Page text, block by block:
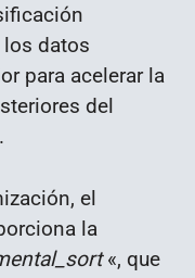
los datos
para acelerar la
del
el
la
«, que